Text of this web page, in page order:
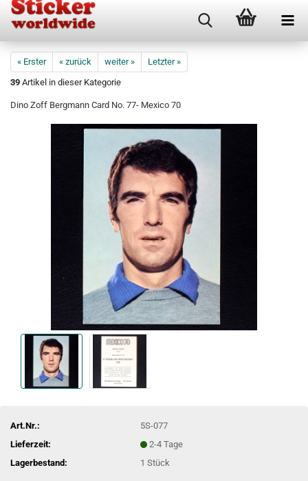
« Erster « zurück weiter »
Letzter »
39 Artikel in dieser Kategorie
Dino Zoff Bergmann Card No. 77- Mexico 70
Art.Nr.:
5S-077
Lieferzeit:
2-4 Tage
Lagerbestand:
1Stück